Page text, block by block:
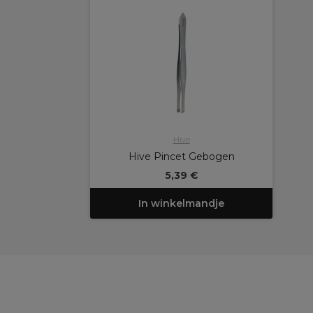
Hive
Hive Pincet Gebogen
5,39 €
In winkelmandje